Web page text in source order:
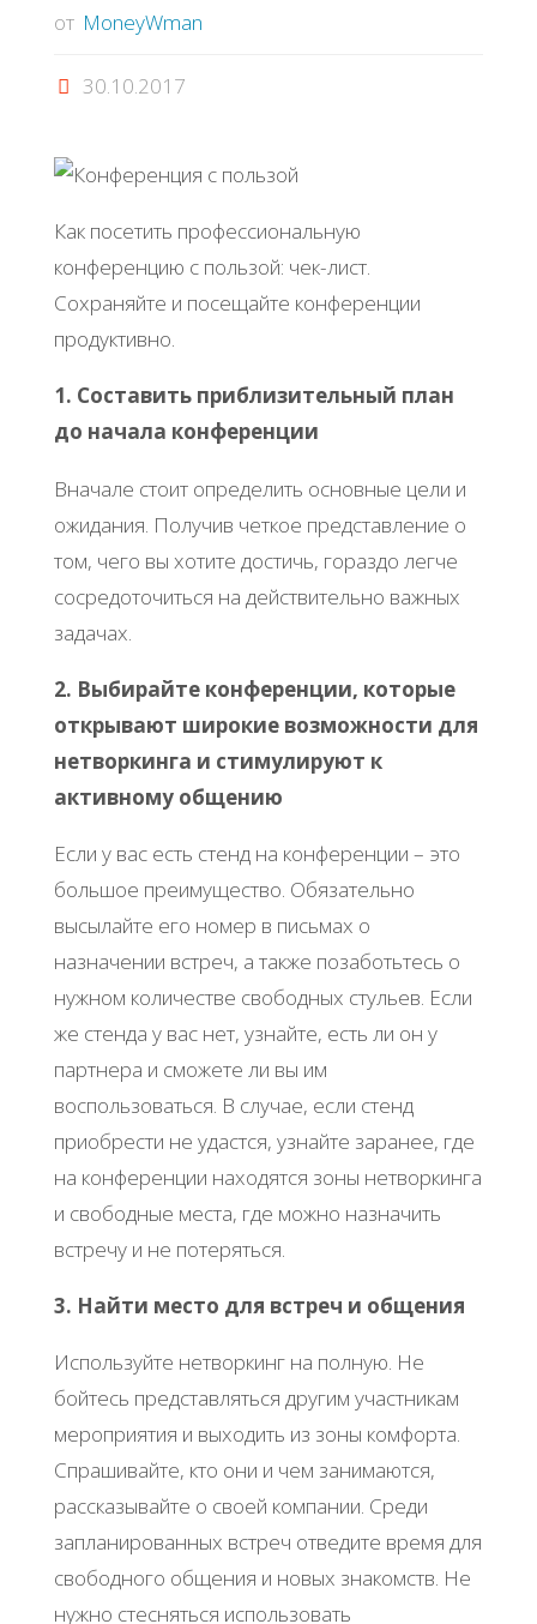
от MoneyWman
30.10.2017
Как посетить профессиональную
конференцию с пользой: чек-лист.
Сохраняйте и посещайте конференции
продуктивно.
1. Составить приблизительный план
до начала конференции
Вначале стоит определить основные цели и
ожидания. Получив четкое представление о
том, чего вы хотите достичь, гораздо легче
сосредоточиться на действительно важных
задачах.
2. Выбирайте конференции, которые
открывают широкие возможности для
нетворкинга и стимулируют к
активному общению
Если у вас есть стенд на конференции – это
большое преимущество. Обязательно
высылайте его номер в письмах о
назначении встреч, а также позаботьтесь о
нужном количестве свободных стульев. Если
же стенда у вас нет, узнайте, есть ли он у
партнера и сможете ли вы им
воспользоваться. В случае, если стенд
приобрести не удастся, узнайте заранее, где
на конференции находятся зоны нетворкинга
и свободные места, где можно назначить
встречу и не потеряться.
3. Найти место для встреч и общения
Используйте нетворкинг на полную. Не
бойтесь представляться другим участникам
мероприятия и выходить из зоны комфорта.
Спрашивайте, кто они и чем занимаются,
рассказывайте о своей компании. Среди
запланированных встреч отведите время для
свободного общения и новых знакомств. Не
нужно стесняться использовать